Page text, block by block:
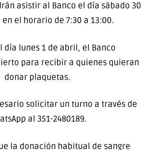
asistir al Banco el día sábado 30
el horario de 7:30 a 13:00.
día lunes 1 de abril, el Banco
para recibir a quienes quieran
donar plaquetas.
solicitar un turno a través de
al 351-2480189.
la donación habitual de sangre